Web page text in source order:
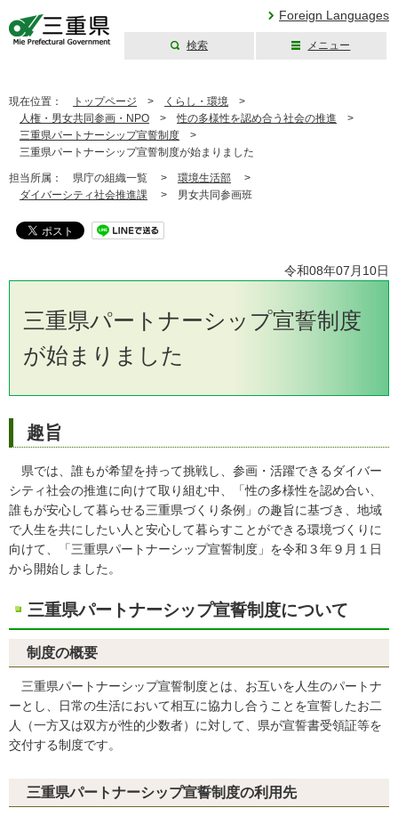
Foreign Languages
検索 メニュー
現在位置： トップページ > くらし・環境 >
人権・男女共同参画・NPO > 性の多様性を認め合う社会の推進 >
三重県パートナーシップ宣誓制度 >
三重県パートナーシップ宣誓制度が始まりました
担当所属： 県庁の組織一覧 > 環境生活部 >
ダイバーシティ社会推進課 > 男女共同参画班
令和08年07月10日
三重県パートナーシップ宣誓制度
が始まりました
趣旨
県では、誰もが希望を持って挑戦し、参画・活躍できるダイバー
シティ社会の推進に向けて取り組む中、「性の多様性を認め合い、
誰もが安心して暮らせる三重県づくり条例」の趣旨に基づき、地域
で人生を共にしたい人と安心して暮らすことができる環境づくりに
向けて、「三重県パートナーシップ宣誓制度」を令和３年９月１日
から開始しました。
三重県パートナーシップ宣誓制度について
制度の概要
三重県パートナーシップ宣誓制度とは、お互いを人生のパートナ
ーとし、日常の生活において相互に協力し合うことを宣誓したお二
人（一方又は双方が性的少数者）に対して、県が宣誓書受領証等を
交付する制度です。
三重県パートナーシップ宣誓制度の利用先